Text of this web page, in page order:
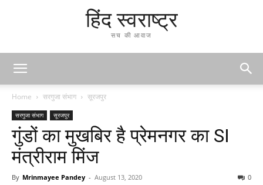
हिंद स्वराष्ट्र
सच की आवाज
Home सरगुजा संभाग सूरजपुर
सरगुजा संभाग सूरजपुर
गुंडों का मुखबिर है प्रेमनगर का SI
मंत्रीराम मिंज
By Mrinmayee Pandey - August 13, 2020 0